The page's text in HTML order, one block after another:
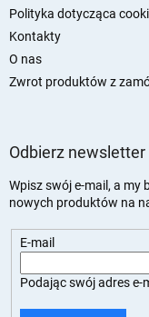
Polityka dotycząca
Kontakty
O nas
Zwrot produktów z
Odbierz newsletter
Wpisz swój e-mail, a my
nowych produktów na
E-mail
Podając swój adres e-